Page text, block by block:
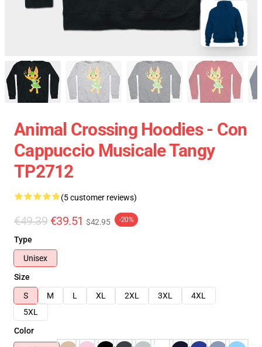
Animal Crossing Hoodies - Con
Cappuccio Musicale Tangy
TP2712
(5 customer reviews)
€49.39 €39.51 $42.95 -20%
Type
Unisex
Size
S
M L XL 2XL 3XL
4XL
5XL
Color